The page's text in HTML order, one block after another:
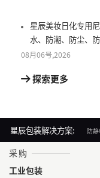
星辰美妆日化专用
水、防潮、防尘、
08月06号,2026
探索更多
星辰包装解决方案: 防
采购
工业包装